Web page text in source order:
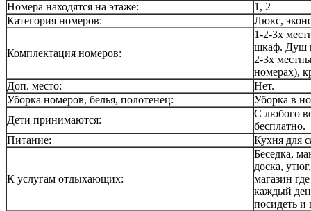
Номера находятся на этаже:
1, 2
Категория номеров:
Люкс,
Комплектация номеров:
1-2-3х
шкаф. Душ и
2-3х
номерах),
Доп. место:
Нет.
Уборка номеров, белья, полотенец:
Уборка в
Дети принимаются:
С любого
бесплатно.
Питание:
Кухня для
К услугам отдыхающих:
Беседка,
доска,
магазин
каждый
посидеть и